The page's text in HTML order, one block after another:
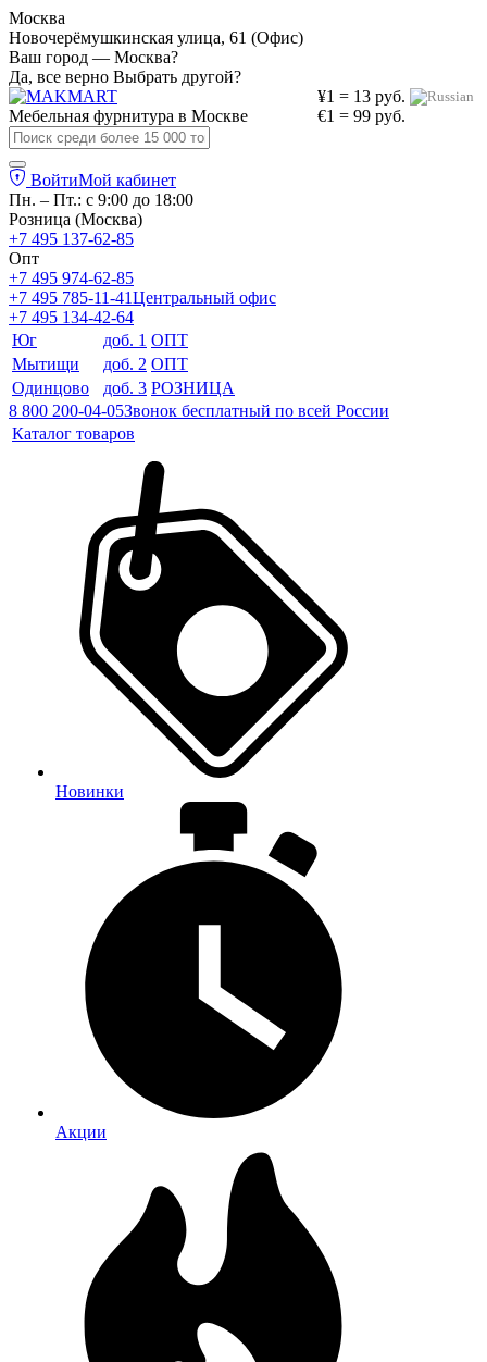
Москва
Новочерёмушкинская улица, 61 (Офис)
Ваш город — Москва?
Да, все верно Выбрать другой?
¥1 = 13 руб.
€1 = 99 руб.
Мебельная фурнитура в Москве
ВойтиМой кабинет
Пн. – Пт.: с 9:00 до 18:00
Розница (Москва)
+7 495 137-62-85
Опт
+7 495 974-62-85
+7 495 785-11-41Центральный офис
+7 495 134-42-64
Юг
доб. 1 ОПТ
Мытищи
доб. 2 ОПТ
Одинцово
доб. 3 РОЗНИЦА
8 800 200-04-05Звонок бесплатный по всей России
Каталог товаров
Новинки
Акции